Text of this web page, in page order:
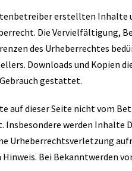
erstellten Inhalte
Die Vervielfältigung,
des Urheberrechtes
Downloads und Kopien
gestattet.
auf dieser Seite nicht vom
Insbesondere werden Inhalte
Urheberrechtsverletzung
Bei Bekanntwerden